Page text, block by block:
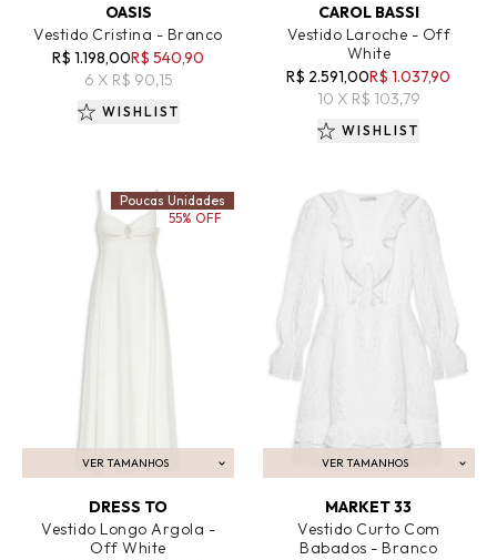
OASIS
Vestido Cristina - Branco
R$ 1.198,00R$ 540,90
6 X R$ 90,15
WISHLIST
CAROL BASSI
Vestido Laroche - Off
White
R$ 2.591,00R$ 1.037,90
10 X R$ 103,79
WISHLIST
VER TAMANHOS
ADICIONAR AO CARRINHO
DRESS TO
Vestido Longo Argola -
Off White
Poucas Unidades
55% OFF
VER TAMANHOS
ADICIONAR AO CARRINHO
MARKET 33
Vestido Curto Com
Babados - Branco